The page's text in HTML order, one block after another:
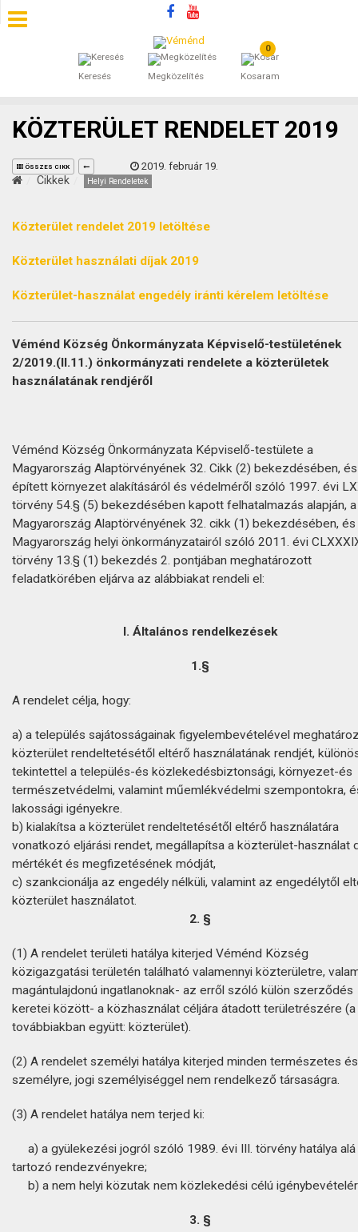
Keresés Megközelítés
0
Kosaram
SZÁLLÁSOK
ÁLTALÁNOS SZERZŐDÉSI FELTÉTELEK
KINCSES BARANYA VÉMÉND
KAPCSOLAT
KÖZTERÜLET RENDELET 2019
ÖSSZES CIKK 2019. február 19.
Cikkek Helyi Rendeletek
Közterület rendelet 2019 letöltése
Közterület használati díjak 2019
Közterület-használat engedély iránti kérelem letöltése
Véménd Község Önkormányzata Képviselő-testületének
2/2019.(II.11.) önkormányzati rendelete a közterületek
használatának rendjéről
Véménd Község Önkormányzata Képviselő-testülete a
Magyarország Alaptörvényének 32. Cikk (2) bekezdésében,
épített környezet alakításáról és védelméről szóló 1997. évi
törvény 54.§ (5) bekezdésében kapott felhatalmazás alapján, a
Magyarország Alaptörvényének 32. cikk (1) bekezdésében, és
Magyarország helyi önkormányzatairól szóló 2011. évi
törvény 13.§ (1) bekezdés 2. pontjában meghatározott
feladatkörében eljárva az alábbiakat rendeli el:
I. Általános rendelkezések
1.§
A rendelet célja, hogy:
a) a település sajátosságainak figyelembevételével
közterület rendeltetésétől eltérő használatának rendjét,
tekintettel a település-és közlekedésbiztonsági, környezet-és
természetvédelmi, valamint műemlékvédelmi szempontokra,
lakossági igényekre.
b) kialakítsa a közterület rendeltetésétől eltérő használatára
vonatkozó eljárási rendet, megállapítsa a közterület-használat
mértékét és megfizetésének módját,
c) szankcionálja az engedély nélküli, valamint az engedélytől
közterület használatot.
2. §
(1) A rendelet területi hatálya kiterjed Véménd Község
közigazgatási területén található valamennyi közterületre,
magántulajdonú ingatlanoknak- az erről szóló külön szerződés
keretei között- a közhasználat céljára átadott területrészére (a
továbbiakban együtt: közterület).
(2) A rendelet személyi hatálya kiterjed minden természetes
személyre, jogi személyiséggel nem rendelkező társaságra.
(3) A rendelet hatálya nem terjed ki:
a) a gyülekezési jogról szóló 1989. évi III. törvény hatálya alá
tartozó rendezvényekre;
b) a nem helyi közutak nem közlekedési célú
3. §